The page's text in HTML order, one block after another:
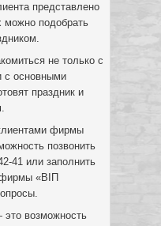
представлено
можно подобрать
не только с
с основными
праздник и
фирмы
позвонить
41 или заполнить
«ВІП
возможность